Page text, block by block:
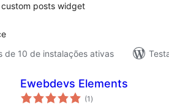
custom posts widget
de 10 de instalações ativas
Ewebdevs Elements
(1 total
de
)